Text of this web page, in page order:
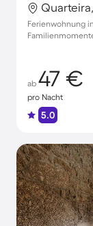
Ferienwohnung
ab 47 €
pro Nacht
5.0